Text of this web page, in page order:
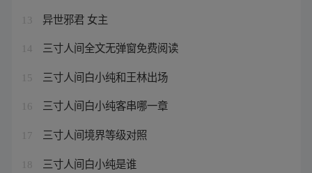
13 异世邪君 女主
14 三寸人间全文无弹窗免费阅读
15 三寸人间白小纯和王林出场
16 三寸人间白小纯客串哪一章
17 三寸人间境界等级对照
18 三寸人间白小纯是谁